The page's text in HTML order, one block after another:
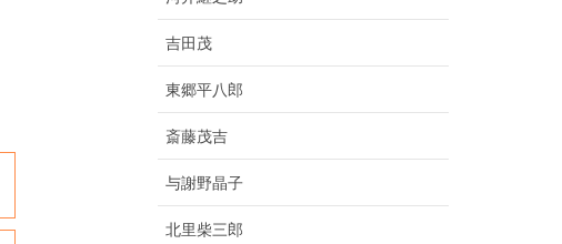
吉田茂
東郷平八郎
斎藤茂吉
与謝野晶子
北里柴三郎